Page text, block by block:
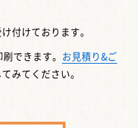
け付けております。
できます。 お見積り&ご
みてください。